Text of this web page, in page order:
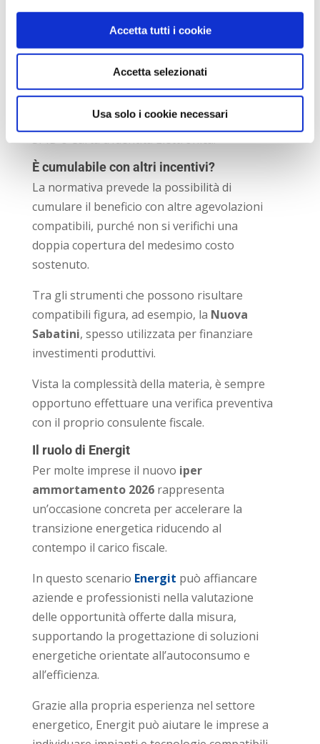
Accetta tutti i cookie
Accetta selezionati
Usa solo i cookie necessari
conferma dell’investimento con
documentazione relativa agli acconti;
comunicazione finale di completamento e
interconnessione del bene.
L’accesso avviene attraverso una
piattaforma dedicata del GSE utilizzando
SPID o Carta d’Identità Elettronica.
È cumulabile con altri incentivi?
La normativa prevede la possibilità di
cumulare il beneficio con altre agevolazioni
compatibili, purché non si verifichi una
doppia copertura del medesimo costo
sostenuto.
Tra gli strumenti che possono risultare
compatibili figura, ad esempio, la Nuova
Sabatini, spesso utilizzata per finanziare
investimenti produttivi.
Vista la complessità della materia, è sempre
opportuno effettuare una verifica preventiva
con il proprio consulente fiscale.
Il ruolo di Energit
Per molte imprese il nuovo iper
ammortamento 2026rappresenta
un’occasione concreta per accelerare la
transizione energetica riducendo al
contempo il carico fiscale.
In questo scenario Energit può affiancare
aziende e professionisti nella valutazione
delle opportunità offerte dalla misura,
supportando la progettazione di soluzioni
energetiche orientate all’autoconsumo e
all’efficienza.
Grazie alla propria esperienza nel settore
energetico, Energit può aiutare le imprese a